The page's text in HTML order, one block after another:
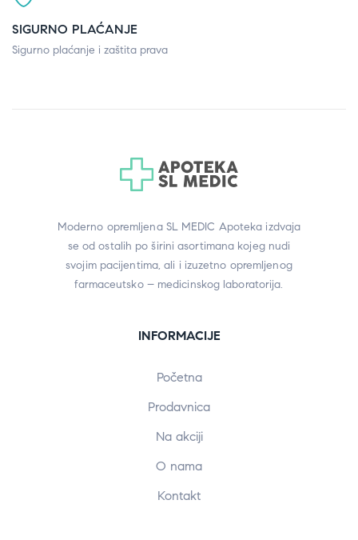
SIGURNO PLAĆANJE
Sigurno plaćanje i zaštita prava
Moderno opremljena SL MEDIC Apoteka izdvaja
se od ostalih po širini asortimana kojeg nudi
svojim pacijentima, ali i izuzetno opremljenog
farmaceutsko – medicinskog laboratorija.
INFORMACIJE
Početna
Prodavnica
Na akciji
O nama
Kontakt